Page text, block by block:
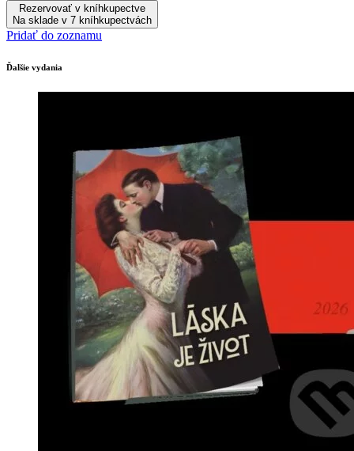
Rezervovať v kníhkupectve
Na sklade v 7 kníhkupectvách
Pridať do zoznamu
Ďalšie vydania